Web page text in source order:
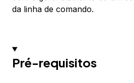
da linha de comando.
Pré-requisitos